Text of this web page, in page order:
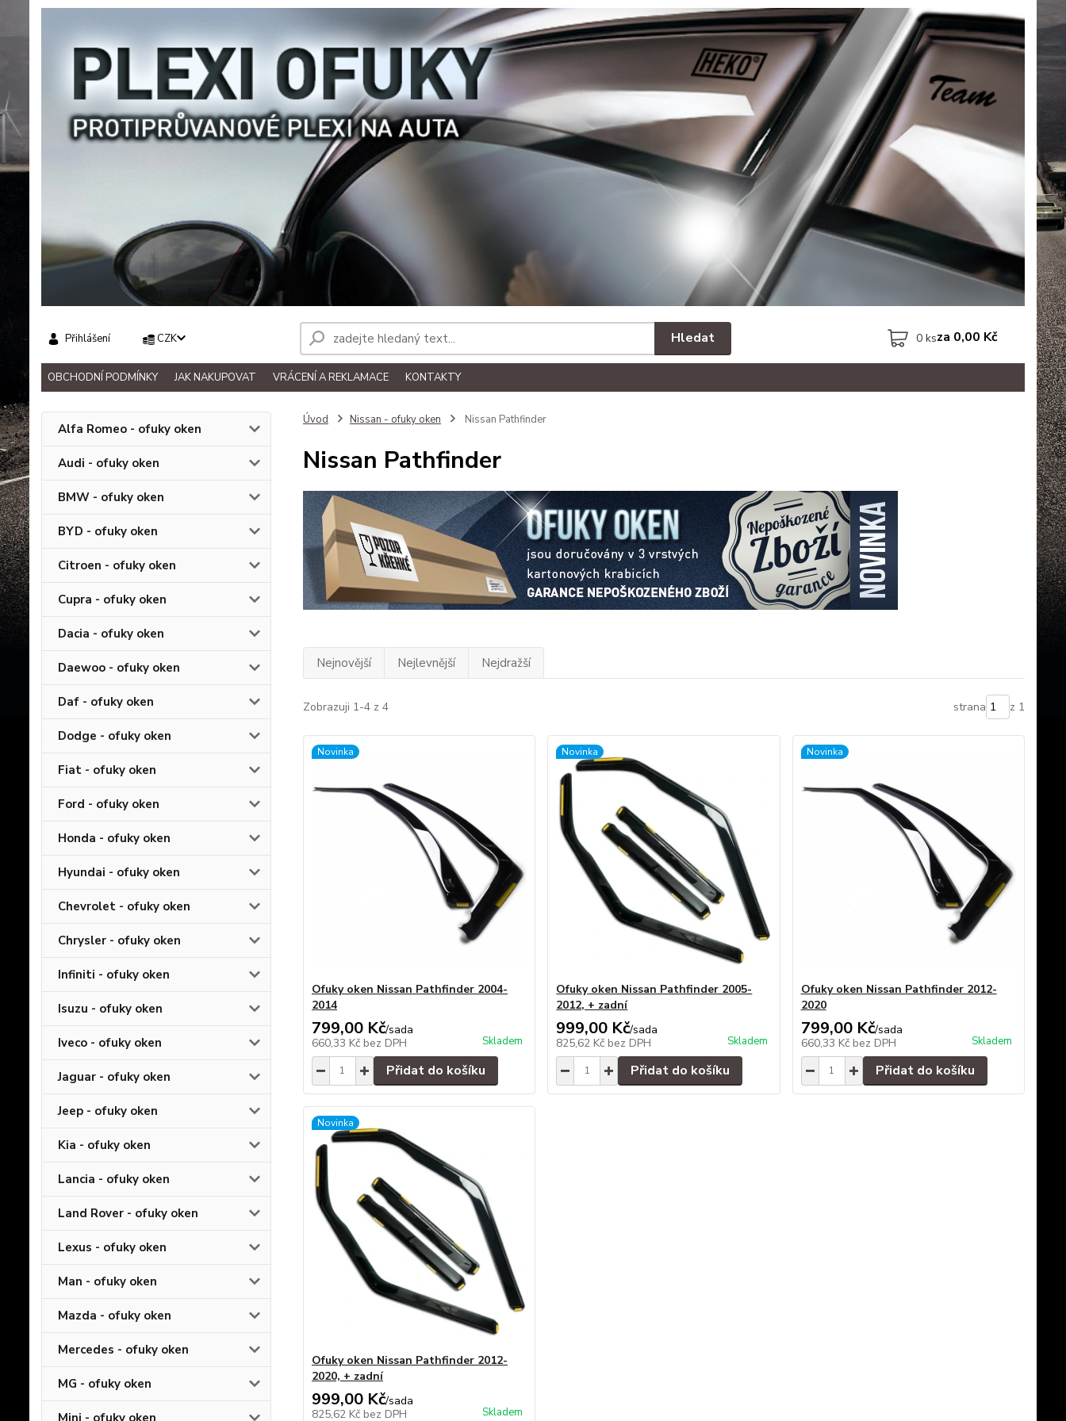
OBCHODNÍ PODMÍNKY JAK NAKUPOVAT VRÁCENÍ A REKLAMACE KONTAKTY
CZK
Přihlášení Hledat 0ksza 0,00 Kč
Alfa Romeo - ofuky oken
Audi - ofuky oken
BMW - ofuky oken
BYD - ofuky oken
Citroen - ofuky oken
Cupra - ofuky oken
Dacia - ofuky oken
Daewoo - ofuky oken
Daf - ofuky oken
Dodge - ofuky oken
Fiat - ofuky oken
Ford - ofuky oken
Honda - ofuky oken
Hyundai - ofuky oken
Chevrolet - ofuky oken
Chrysler - ofuky oken
Infiniti - ofuky oken
Isuzu - ofuky oken
Iveco - ofuky oken
Jaguar - ofuky oken
Jeep - ofuky oken
Kia - ofuky oken
Lancia - ofuky oken
Land Rover - ofuky oken
Lexus - ofuky oken
Man - ofuky oken
Mazda - ofuky oken
Mercedes - ofuky oken
MG - ofuky oken
Mini - ofuky oken
Úvod Nissan - ofuky oken Nissan Pathfinder
Nissan Pathfinder
Nejnovější Nejlevnější Nejdražší
Zobrazuji 1-4 z 4 strana z 1
Novinka
Ofuky oken Nissan Pathfinder 2004-
2014
799,00 Kč/sada
660,33 Kč bez DPH Skladem
Přidat do košíku
Novinka
Ofuky oken Nissan Pathfinder 2005-
2012, + zadní
999,00 Kč/sada
825,62 Kč bez DPH Skladem
Přidat do košíku
Novinka
Ofuky oken Nissan Pathfinder 2012-
2020
799,00 Kč/sada
660,33 Kč bez DPH Skladem
Přidat do košíku
Novinka
Ofuky oken Nissan Pathfinder 2012-
2020, + zadní
999,00 Kč/sada
825,62 Kč bez DPH Skladem